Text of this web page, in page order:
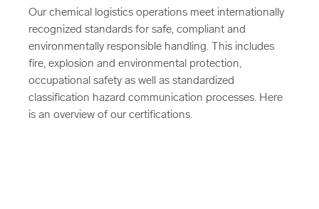
Our chemical logistics operations meet internationally
recognized standards for safe, compliant and
environmentally responsible handling. This includes
fire, explosion and environmental protection,
occupational safety as well as standardized
classification hazard communication processes. Here
is an overview of our certifications.